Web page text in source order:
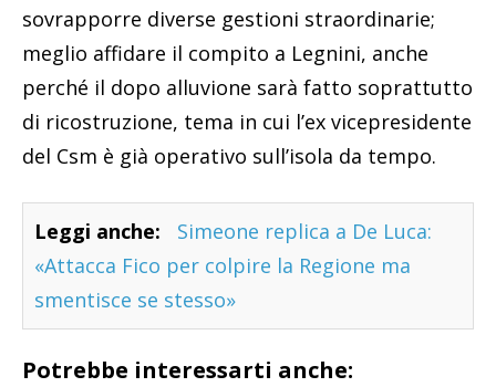
sovrapporre diverse gestioni straordinarie;
meglio affidare il compito a Legnini, anche
perché il dopo alluvione sarà fatto soprattutto
di ricostruzione, tema in cui l’ex vicepresidente
del Csm è già operativo sull’isola da tempo.
Leggi anche:
Simeone replica a De Luca:
«Attacca Fico per colpire la Regione ma
smentisce se stesso»
Potrebbe interessarti anche: